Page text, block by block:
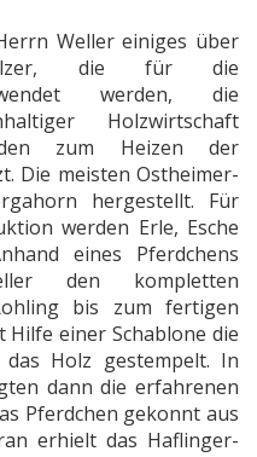
Weller einiges über
die für die
werden, die
Holzwirtschaft
zum Heizen der
Die meisten Ostheimer-
hergestellt. Für
werden Erle, Esche
eines Pferdchens
den kompletten
bis zum fertigen
einer Schablone die
Holz gestempelt. In
dann die erfahrenen
Pferdchen gekonnt aus
erhielt das Haflinger-